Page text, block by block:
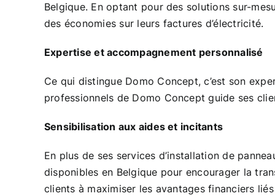
Belgique. En optant pour des solutions sur-
des économies sur leurs factures d’électricité.
Expertise et accompagnement personnalisé
Ce qui distingue Domo Concept, c’est son
professionnels de Domo Concept guide ses
Sensibilisation aux aides et incitants
En plus de ses services d’installation de
disponibles en Belgique pour encourager la
clients à maximiser les avantages financiers liés